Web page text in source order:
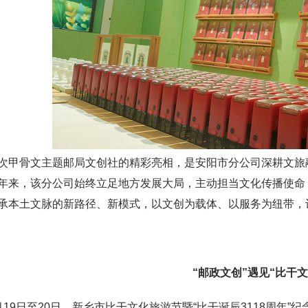
文主题邮局文创社的精彩亮相，是安阳市分公司深耕文旅
来，该分公司始终立足地方发展大局，主动担当文化传播使
本土文脉的新路径、新模式，以文创为载体、以服务为纽带
“邮政文创”遇见“比干